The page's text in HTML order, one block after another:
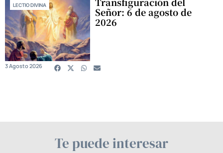
LECTIO DIVINA
Señor: 6 de agosto de
2026
3 Agosto 2026
Te puede interesar